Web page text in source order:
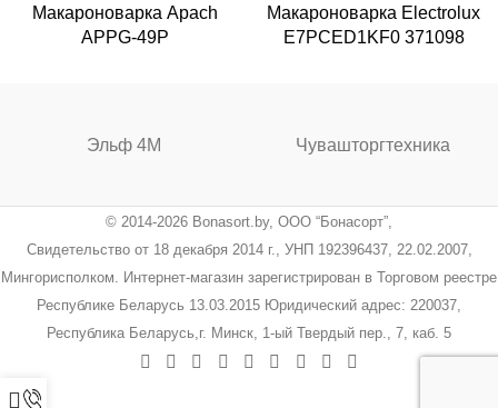
Макароноварка Apach
APPG-49P
Макароноварка Electrolux
E7PCED1KF0 371098
Эльф 4М Чувашторгтехника
© 2014-2026 Bonasort.by, ООО “Бонасорт”,
Свидетельство от 18 декабря 2014 г., УНП 192396437, 22.02.2007,
Мингорисполком. Интернет-магазин зарегистрирован в Торговом реестре
Республике Беларусь 13.03.2015 Юридический адрес: 220037,
Республика Беларусь,г. Минск, 1-ый Твердый пер., 7, каб. 5